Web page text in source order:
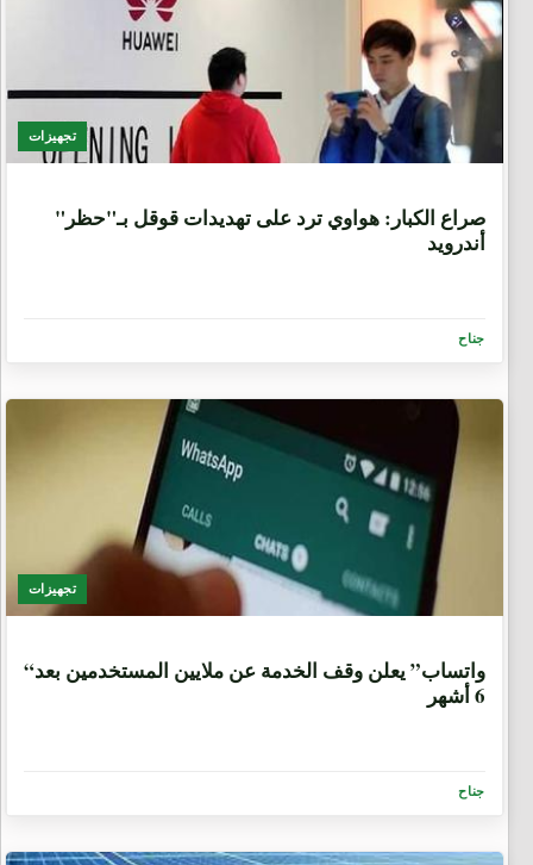
تجهيزات
صراع الكبار: هواوي ترد على تهديدات قوقل بـ"حظر"
أندرويد
جناح
تجهيزات
“واتساب” يعلن وقف الخدمة عن ملايين المستخدمين بعد
6 أشهر
جناح